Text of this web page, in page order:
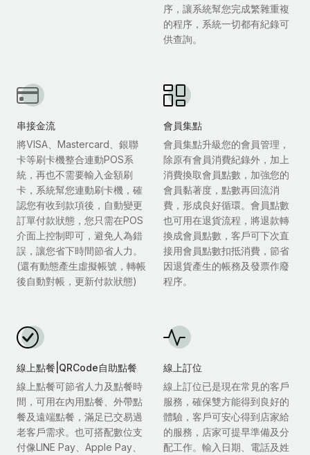
序，讓系統幫您完成繁雜重複
的程序，系統一切都有紀錄可
供查詢。
串接金流
將VISA、Mastercard、銀聯
卡等刷卡機整合連動POS系
統，再也不需要輸入金額刷
卡，系統幫您連動刷卡機，確
認您有收到款項後，自動變更
訂單付款狀態，您只需在POS
介面上控制即可，避免人為錯
誤，讓您省下時間節省人力。
(還有動態產生虛擬帳號，轉帳
後自動對帳，更新付款狀態)
會員集點
會員集點升級您的會員管理，
除原有會員消費紀錄外，加上
消費換取會員點數，加強您的
會員黏著度，點數再回流消
費，形成良好循環。會員點數
也可用在退貨流程，將退款轉
換成會員點數，客戶可下次直
接用會員點數扣抵消費，節省
因退貨產生的帳務及發票作廢
程序。
線上點餐|QRCode自助點餐
線上點餐可節省人力及點餐時
間，可用在內用點餐、外帶點
餐及遠端點餐，滿足已交易過
老客戶需求。也可搭配數位支
付像LINE Pay、Apple Pay、
線上訂位
線上訂位已是現在常見的客戶
服務，確保雙方能得到良好的
體驗，客戶可安心得到店家給
的服務，店家可提早準備及分
配工作。輸入日期、電話及姓